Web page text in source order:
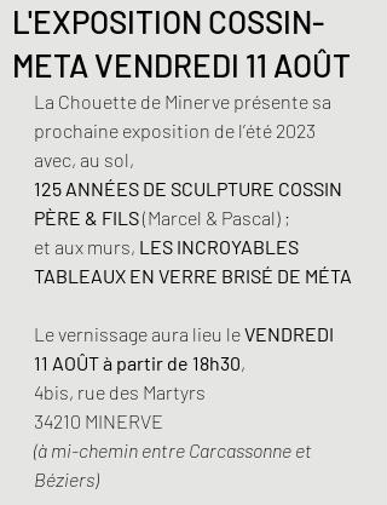
L'EXPOSITION COSSIN-
META VENDREDI 11 AOÛT
La Chouette de Minerve présente sa
prochaine exposition de l’été 2023
avec, au sol,
125 ANNÉES DE SCULPTURE COSSIN
PÈRE & FILS (Marcel & Pascal) ;
et aux murs, LES INCROYABLES
TABLEAUX EN VERRE BRISÉ DE MÉTA
Le vernissage aura lieu le VENDREDI
11 AOÛT à partir de 18h30,
4bis, rue des Martyrs
34210 MINERVE
(à mi-chemin entre Carcassonne et
Béziers)